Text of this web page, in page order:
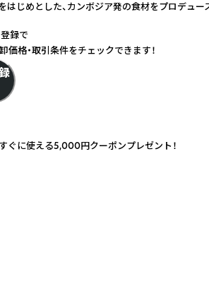
じめとした、カンボジア発の食材をプロデュー
録で
価格・取引条件をチェックできます！
すぐに使える5,000円クーポンプレゼント！